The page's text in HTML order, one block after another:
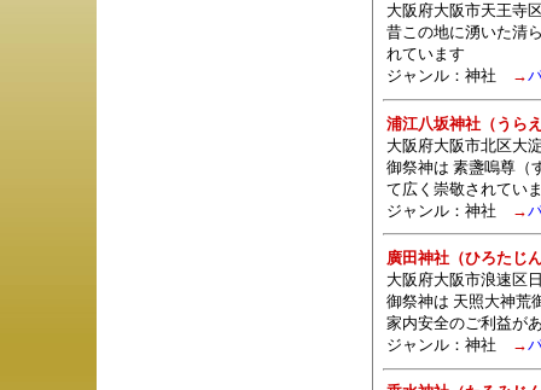
大阪府大阪市天王寺
昔この地に湧いた清
れています
ジャンル： 神社 →
浦江八坂神社（うら
大阪府大阪市北区大
御祭神は 素盞嗚尊（
て広く崇敬されてい
ジャンル： 神社 →
廣田神社（ひろたじ
大阪府大阪市浪速区
御祭神は 天照大神荒
家内安全のご利益が
ジャンル： 神社 →